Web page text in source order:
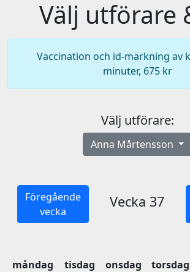
Välj utförare
Vaccination och id-märkning av
minuter, 675 kr
Välj utförare:
Anna Mårtensson
Föregående
vecka
Vecka 37
måndag
tisdag
onsdag
torsdag